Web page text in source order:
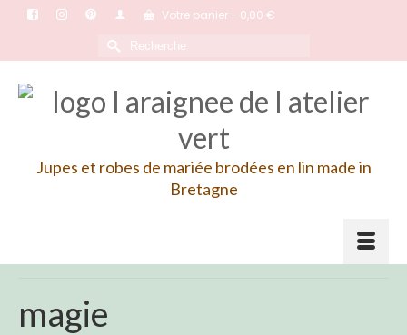
Votre panier - 0,00 €
Rechercher :
Jupes et robes de mariée brodées en lin made in
Bretagne
magie